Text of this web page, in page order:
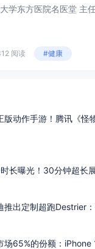
阅读 #健康
版动作手游！腾讯《怪
时长曝光！30分钟超长
推出定制超跑Destrier
场65%的份额：iPhone